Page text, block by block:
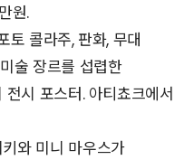
원.
토 콜라주, 판화, 무대
술 장르를 섭렵한
시 포스터. 아티쵸크에서
와 미니 마우스가